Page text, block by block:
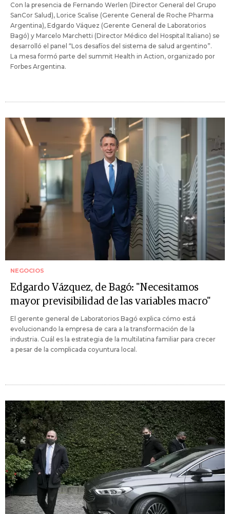
Con la presencia de Fernando Werlen (Director General del Grupo
SanCor Salud), Lorice Scalise (Gerente General de Roche Pharma
Argentina), Edgardo Váquez (Gerente General de Laboratorios
Bagó) y Marcelo Marchetti (Director Médico del Hospital Italiano) se
desarrolló el panel “Los desafíos del sistema de salud argentino”.
La mesa formó parte del summit Health in Action, organizado por
Forbes Argentina.
NEGOCIOS
Edgardo Vázquez, de Bagó: "Necesitamos
mayor previsibilidad de las variables macro"
El gerente general de Laboratorios Bagó explica cómo está
evolucionando la empresa de cara a la transformación de la
industria. Cuál es la estrategia de la multilatina familiar para crecer
a pesar de la complicada coyuntura local.